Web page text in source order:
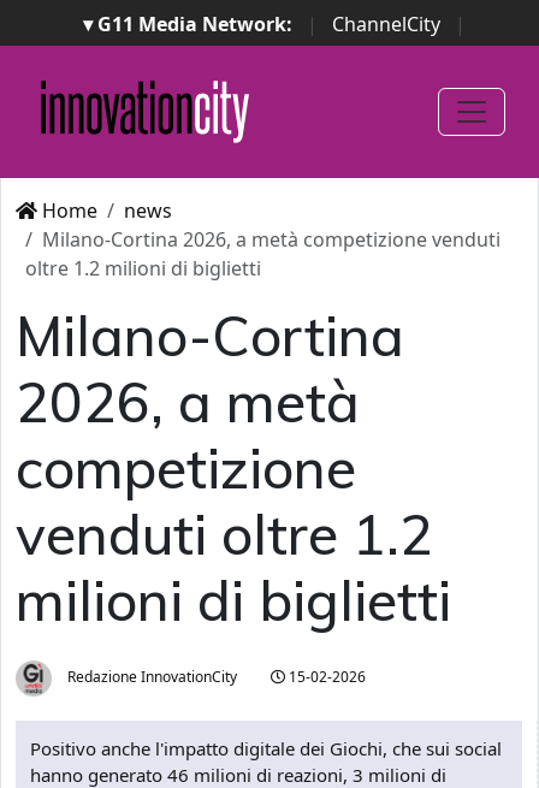
▾ G11 Media Network: | ChannelCity
|
ImpresaCity | SecurityOpenLab | Italian Channel
Awards
Italian Project Awards
Italian Security
Awards
Home
news
Milano-Cortina 2026, a metà competizione venduti
oltre 1.2 milioni di biglietti
Milano-Cortina
2026, a metà
competizione
venduti oltre 1.2
milioni di biglietti
Redazione InnovationCity 15-02-2026
Positivo anche l'impatto digitale dei Giochi, che sui social
hanno generato 46 milioni di reazioni, 3 milioni di